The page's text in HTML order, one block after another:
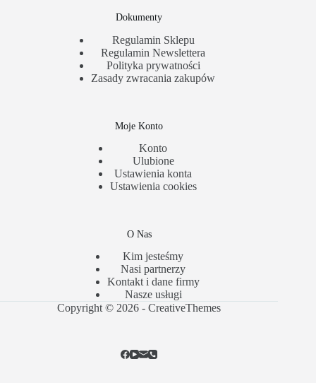
Dokumenty
Regulamin Sklepu
Regulamin Newslettera
Polityka prywatności
Zasady zwracania zakupów
Moje Konto
Konto
Ulubione
Ustawienia konta
Ustawienia cookies
O Nas
Kim jesteśmy
Nasi partnerzy
Kontakt i dane firmy
Nasze usługi
Copyright © 2026 -CreativeThemes